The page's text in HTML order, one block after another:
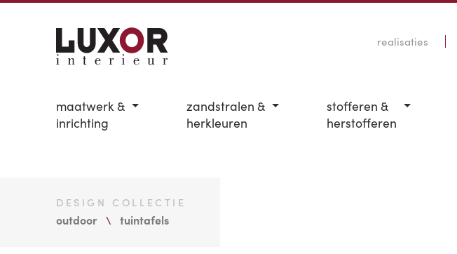
realisaties
maatwerk &
inrichting
zandstralen &
herkleuren
stofferen &
herstofferen
DESIGN COLLECTIE
outdoor tuintafels